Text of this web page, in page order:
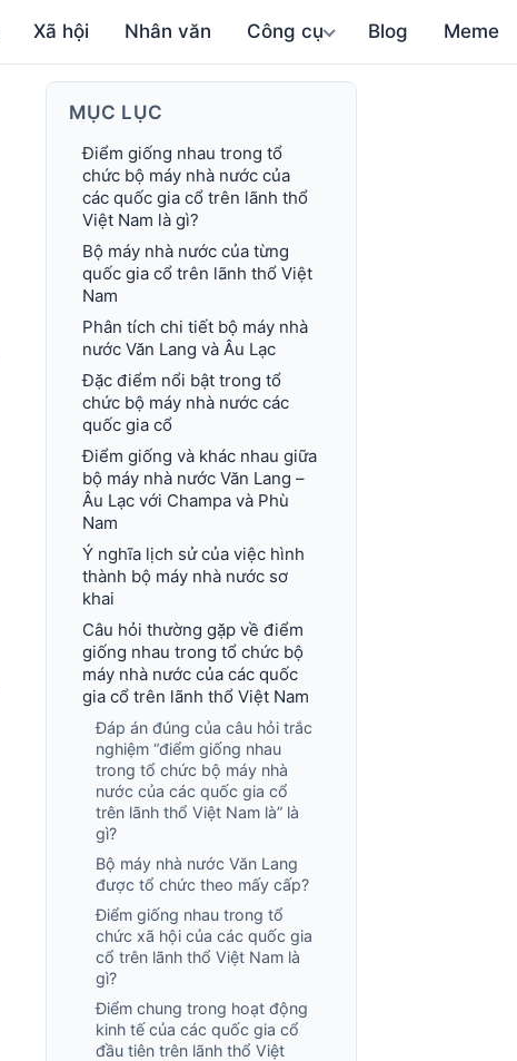
Xã hội Nhân văn Công cụ Blog Meme
MỤC LỤC
Điểm giống nhau trong tổ
chức bộ máy nhà nước của
các quốc gia cổ trên lãnh thổ
Việt Nam là gì?
Bộ máy nhà nước của từng
quốc gia cổ trên lãnh thổ Việt
Nam
Phân tích chi tiết bộ máy nhà
nước Văn Lang và Âu Lạc
Đặc điểm nổi bật trong tổ
chức bộ máy nhà nước các
quốc gia cổ
Điểm giống và khác nhau giữa
bộ máy nhà nước Văn Lang –
Âu Lạc với Champa và Phù
Nam
Ý nghĩa lịch sử của việc hình
thành bộ máy nhà nước sơ
khai
Câu hỏi thường gặp về điểm
giống nhau trong tổ chức bộ
máy nhà nước của các quốc
gia cổ trên lãnh thổ Việt Nam
Đáp án đúng của câu hỏi trắc
nghiệm “điểm giống nhau
trong tổ chức bộ máy nhà
nước của các quốc gia cổ
trên lãnh thổ Việt Nam là” là
gì?
Bộ máy nhà nước Văn Lang
được tổ chức theo mấy cấp?
Điểm giống nhau trong tổ
chức xã hội của các quốc gia
cổ trên lãnh thổ Việt Nam là
gì?
Điểm chung trong hoạt động
kinh tế của các quốc gia cổ
đầu tiên trên lãnh thổ Việt